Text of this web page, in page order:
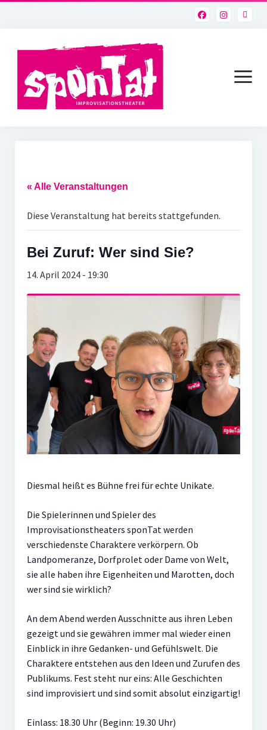
Menü
öffnen
Aktuelle „SponTaten“
Vergangene „sponTaten“
„sponTäter“ in Aktion
Trainings / Workshops
Einführung in die Meisner-Technik
Buchbares
Buchungshistorie
Kontakt
« Alle Veranstaltungen
Diese Veranstaltung hat bereits stattgefunden.
Bei Zuruf: Wer sind Sie?
14. April 2024 - 19:30
Diesmal heißt es Bühne frei für echte Unikate.
Die Spielerinnen und Spieler des
Improvisationstheaters sponTat werden
verschiedenste Charaktere verkörpern. Ob
Landpomeranze, Dorfprolet oder Dame von Welt,
sie alle haben ihre Eigenheiten und Marotten, doch
wer sind sie wirklich?
An dem Abend werden Ausschnitte aus ihren Leben
gezeigt und sie gewähren immer mal wieder einen
Einblick in ihre Gedanken- und Gefühlswelt. Die
Charaktere entstehen aus den Ideen und Zurufen des
Publikums. Fest steht nur eins: Alle Geschichten
sind improvisiert und sind somit absolut einzigartig!
Einlass: 18.30 Uhr (Beginn: 19.30 Uhr)